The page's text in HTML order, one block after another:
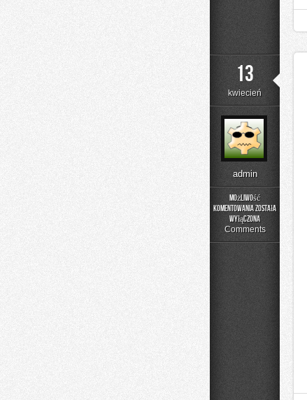
13
kwiecień
admin
Możliwość
komentowania
Porady
Triki
została
wyłączona
Comments